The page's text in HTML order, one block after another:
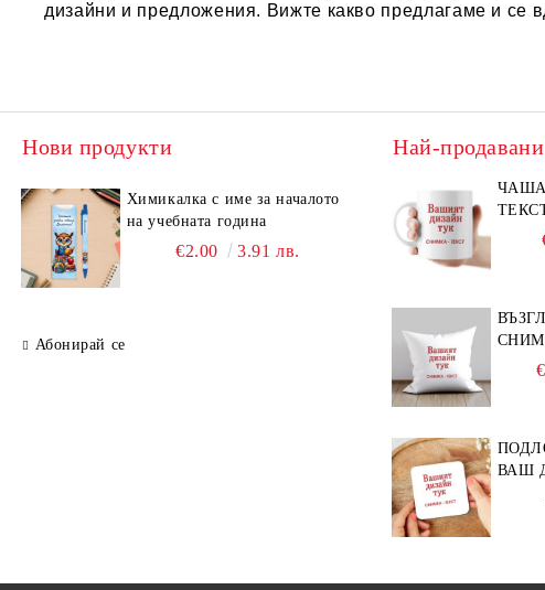
дизайни и предложения. Вижте какво предлагаме и се
Нови продукти
Химикалка с име за началото
на учебната година
€2.00 3.91 лв.
Абонирай се
Най-продавани
ВАШ
ВАШ